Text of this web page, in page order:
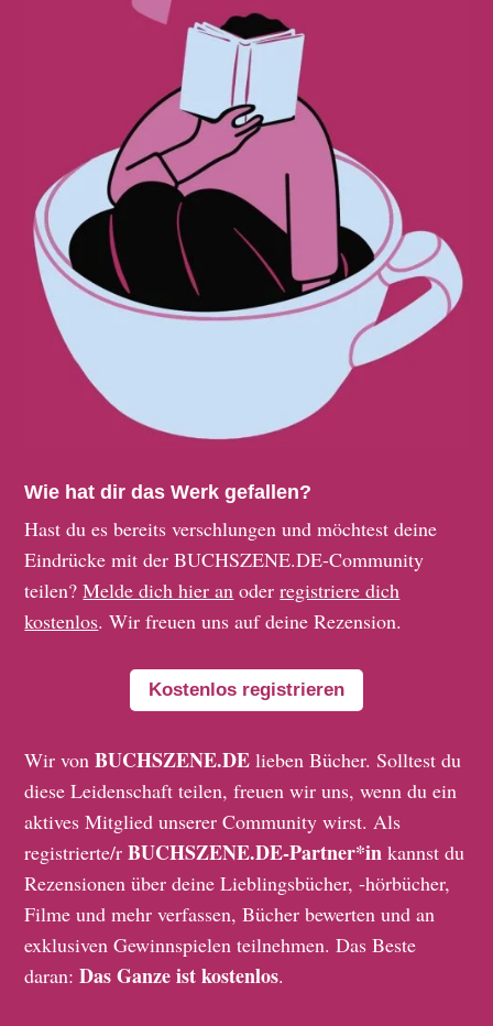
Wie hat dir das Werk gefallen?
Hast du es bereits verschlungen und möchtest deine
Eindrücke mit der BUCHSZENE.DE-Community
teilen?Melde dich hier an oderregistriere dich
kostenlos. Wir freuen uns auf deine Rezension.
Kostenlos registrieren
Wir vonBUCHSZENE.DE lieben Bücher. Solltest du
diese Leidenschaft teilen, freuen wir uns, wenn du ein
aktives Mitglied unserer Community wirst. Als
registrierte/rBUCHSZENE.DE-Partner*in kannst du
Rezensionen über deine Lieblingsbücher, -hörbücher,
Filme und mehr verfassen, Bücher bewerten und an
exklusiven Gewinnspielen teilnehmen. Das Beste
daran:Das Ganze ist kostenlos.